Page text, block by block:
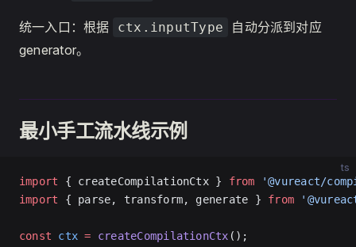
统一入口：根据 ctx.inputType
自动分派到对应
generator。
最小手工流水线示例
ts
import { createCompilationCtx } from '@vureact/
import { parse, transform, generate } from
const ctx = createCompilationCtx ();